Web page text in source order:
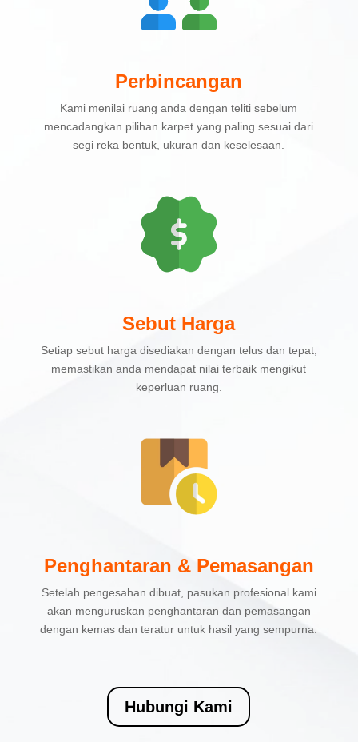
Perbincangan
Kami menilai ruang anda dengan teliti sebelum
mencadangkan pilihan karpet yang paling sesuai dari
segi reka bentuk, ukuran dan keselesaan.
Sebut Harga
Setiap sebut harga disediakan dengan telus dan tepat,
memastikan anda mendapat nilai terbaik mengikut
keperluan ruang.
Penghantaran & Pemasangan
Setelah pengesahan dibuat, pasukan profesional kami
akan menguruskan penghantaran dan pemasangan
dengan kemas dan teratur untuk hasil yang sempurna.
Hubungi Kami